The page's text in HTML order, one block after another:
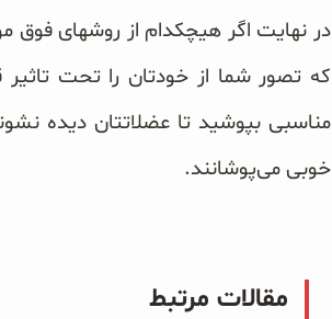
در نهایت اگر هیچکدام از روشهای
که تصور شما از خودتان را تحت
مناسبی بپوشید تا عضلاتتان دیده
خوبی می‌پوشانند.
مقالات مرتبط